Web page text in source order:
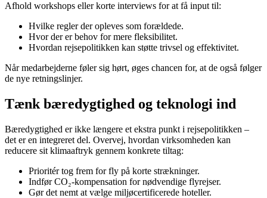
Afhold workshops eller korte interviews for at få input til:
Hvilke regler der opleves som forældede.
Hvor der er behov for mere fleksibilitet.
Hvordan rejsepolitikken kan støtte trivsel og effektivitet.
Når medarbejderne føler sig hørt, øges chancen for, at de også følger
de nye retningslinjer.
Tænk bæredygtighed og teknologi ind
Bæredygtighed er ikke længere et ekstra punkt i rejsepolitikken –
det er en integreret del. Overvej, hvordan virksomheden kan
reducere sit klimaaftryk gennem konkrete tiltag:
Prioritér tog frem for fly på korte strækninger.
Indfør CO₂-kompensation for nødvendige flyrejser.
Gør det nemt at vælge miljøcertificerede hoteller.